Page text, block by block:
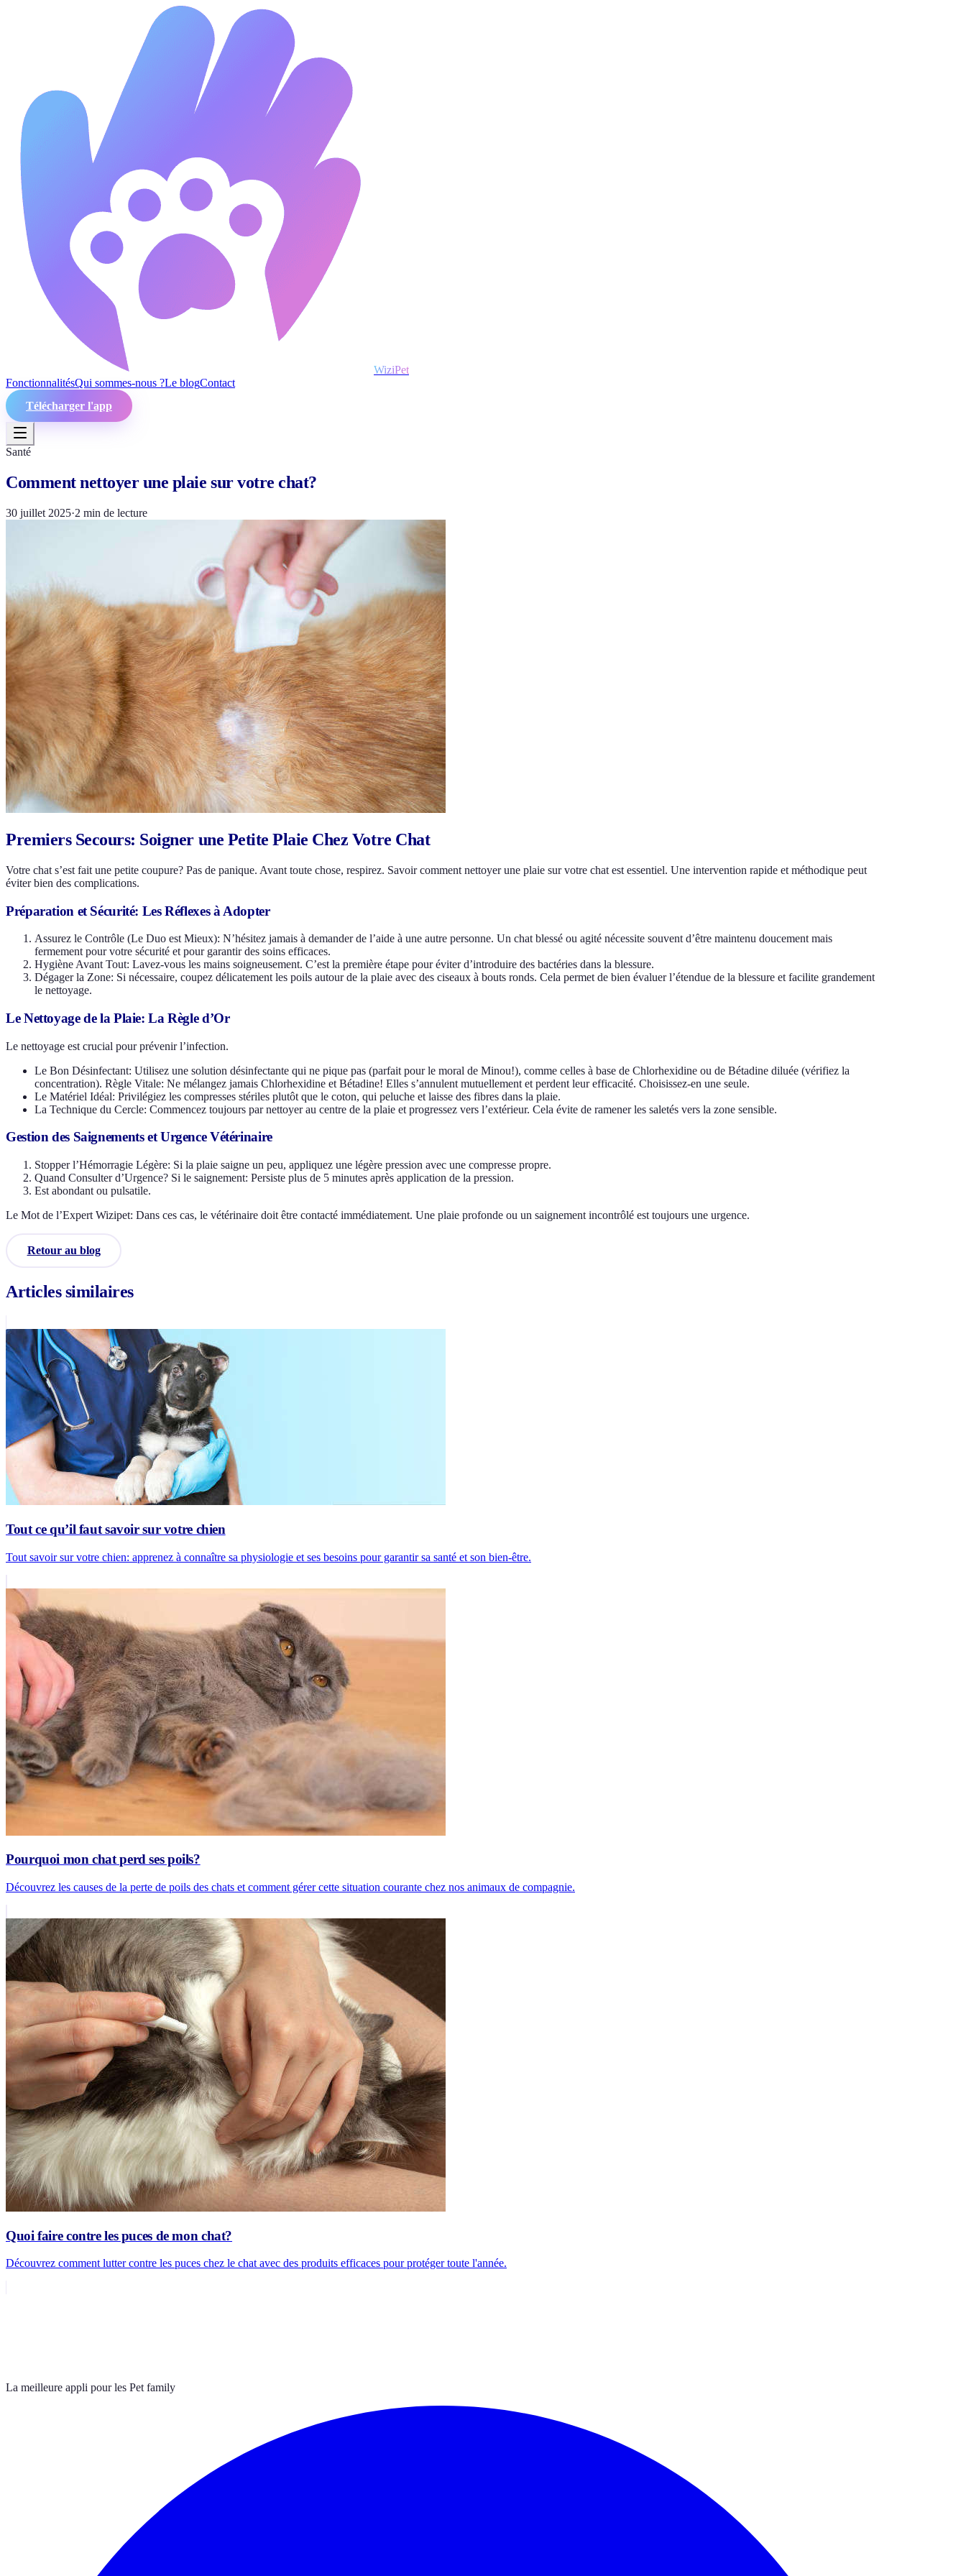
WiziPet
FonctionnalitésQui sommes-nous ?Le blogContact
Télécharger l'app
Santé
Comment nettoyer une plaie sur votre chat?
30 juillet 2025·2 min de lecture
Premiers Secours: Soigner une Petite Plaie Chez Votre Chat
Votre chat s’est fait une petite coupure? Pas de panique. Avant toute chose, respirez. Savoir comment nettoyer une plaie sur votre chat est essentiel. Une intervention rapide et méthodique peut
éviter bien des complications.
Préparation et Sécurité: Les Réflexes à Adopter
Assurez le Contrôle (Le Duo est Mieux): N’hésitez jamais à demander de l’aide à une autre personne. Un chat blessé ou agité nécessite souvent d’être maintenu doucement mais
fermement pour votre sécurité et pour garantir des soins efficaces.
Hygiène Avant Tout: Lavez-vous les mains soigneusement. C’est la première étape pour éviter d’introduire des bactéries dans la blessure.
Dégager la Zone: Si nécessaire, coupez délicatement les poils autour de la plaie avec des ciseaux à bouts ronds. Cela permet de bien évaluer l’étendue de la blessure et facilite grandement
le nettoyage.
Le Nettoyage de la Plaie: La Règle d’Or
Le nettoyage est crucial pour prévenir l’infection.
Le Bon Désinfectant: Utilisez une solution désinfectante qui ne pique pas (parfait pour le moral de Minou!), comme celles à base de Chlorhexidine ou de Bétadine diluée (vérifiez la
concentration). Règle Vitale: Ne mélangez jamais Chlorhexidine et Bétadine! Elles s’annulent mutuellement et perdent leur efficacité. Choisissez-en une seule.
Le Matériel Idéal: Privilégiez les compresses stériles plutôt que le coton, qui peluche et laisse des fibres dans la plaie.
La Technique du Cercle: Commencez toujours par nettoyer au centre de la plaie et progressez vers l’extérieur. Cela évite de ramener les saletés vers la zone sensible.
Gestion des Saignements et Urgence Vétérinaire
Stopper l’Hémorragie Légère: Si la plaie saigne un peu, appliquez une légère pression avec une compresse propre.
Quand Consulter d’Urgence? Si le saignement: Persiste plus de 5 minutes après application de la pression.
Est abondant ou pulsatile.
Le Mot de l’Expert Wizipet: Dans ces cas, le vétérinaire doit être contacté immédiatement. Une plaie profonde ou un saignement incontrôlé est toujours une urgence.
Retour au blog
Articles similaires
Tout ce qu’il faut savoir sur votre chien
Tout savoir sur votre chien: apprenez à connaître sa physiologie et ses besoins pour garantir sa santé et son bien-être.
Pourquoi mon chat perd ses poils?
Découvrez les causes de la perte de poils des chats et comment gérer cette situation courante chez nos animaux de compagnie.
Quoi faire contre les puces de mon chat?
Découvrez comment lutter contre les puces chez le chat avec des produits efficaces pour protéger toute l'année.
La meilleure appli pour les Pet family